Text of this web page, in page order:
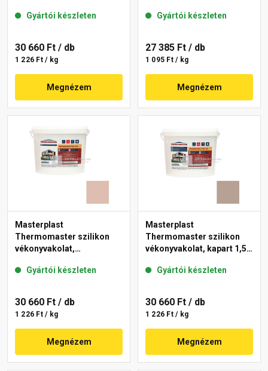
Gyártói készleten
30 660 Ft / db
1 226 Ft / kg
Megnézem
Gyártói készleten
27 385 Ft / db
1 095 Ft / kg
Megnézem
Masterplast
Thermomaster szilikon
vékonyvakolat,
13-D 25 kg
Gyártói készleten
30 660 Ft / db
1 226 Ft / kg
Megnézem
Masterplast
Thermomaster szilikon
vékonyvakolat, kapart 1,5
Gyártói készleten
30 660 Ft / db
1 226 Ft / kg
Megnézem